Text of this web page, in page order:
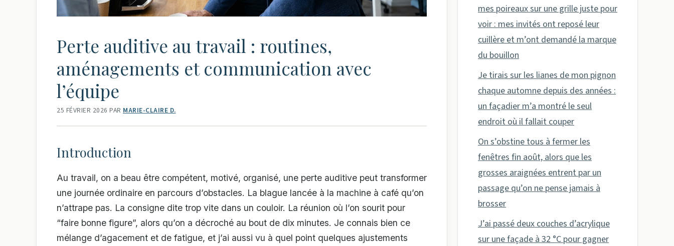
Perte auditive au travail : routines,
aménagements et communication avec
l’équipe
25 FÉVRIER 2026 PAR MARIE-CLAIRE D.
Introduction
Au travail, on a beau être compétent, motivé, organisé, une perte auditive peut transformer
une journée ordinaire en parcours d’obstacles. La blague lancée à la machine à café qu’on
n’attrape pas. La consigne dite trop vite dans un couloir. La réunion où l’on sourit pour
“faire bonne figure”, alors qu’on a décroché au bout de dix minutes. Je connais bien ce
mélange d’agacement et de fatigue, et j’ai aussi vu à quel point quelques ajustements
mes poireaux sur une grille juste pour
voir : mes invités ont reposé leur
cuillère et m’ont demandé la marque
du bouillon
Je tirais sur les lianes de mon pignon
chaque automne depuis des années :
un façadier m’a montré le seul
endroit où il fallait couper
On s’obstine tous à fermer les
fenêtres fin août, alors que les
grosses araignées entrent par un
passage qu’on ne pense jamais à
brosser
J’ai passé deux couches d’acrylique
sur une façade à 32 °C pour gagner